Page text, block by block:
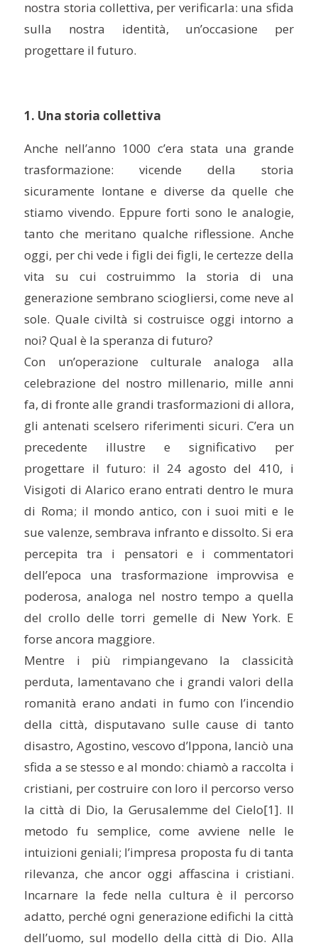
nostra storia collettiva, per verificarla: una sfida
sulla nostra identità, un’occasione per
progettare il futuro.
1. Una storia collettiva
Anche nell’anno 1000 c’era stata una grande
trasformazione: vicende della storia
sicuramente lontane e diverse da quelle che
stiamo vivendo. Eppure forti sono le analogie,
tanto che meritano qualche riflessione. Anche
oggi, per chi vede i figli dei figli, le certezze della
vita su cui costruimmo la storia di una
generazione sembrano sciogliersi, come neve al
sole. Quale civiltà si costruisce oggi intorno a
noi? Qual è la speranza di futuro?
Con un’operazione culturale analoga alla
celebrazione del nostro millenario, mille anni
fa, di fronte alle grandi trasformazioni di allora,
gli antenati scelsero riferimenti sicuri. C’era un
precedente illustre e significativo per
progettare il futuro: il 24 agosto del 410, i
Visigoti di Alarico erano entrati dentro le mura
di Roma; il mondo antico, con i suoi miti e le
sue valenze, sembrava infranto e dissolto. Si era
percepita tra i pensatori e i commentatori
dell’epoca una trasformazione improvvisa e
poderosa, analoga nel nostro tempo a quella
del crollo delle torri gemelle di New York. E
forse ancora maggiore.
Mentre i più rimpiangevano la classicità
perduta, lamentavano che i grandi valori della
romanità erano andati in fumo con l’incendio
della città, disputavano sulle cause di tanto
disastro, Agostino, vescovo d’Ippona, lanciò una
sfida a se stesso e al mondo: chiamò a raccolta i
cristiani, per costruire con loro il percorso verso
la città di Dio, la Gerusalemme del Cielo[1]. Il
metodo fu semplice, come avviene nelle le
intuizioni geniali; l’impresa proposta fu di tanta
rilevanza, che ancor oggi affascina i cristiani.
Incarnare la fede nella cultura è il percorso
adatto, perché ogni generazione edifichi la città
dell’uomo, sul modello della città di Dio. Alla